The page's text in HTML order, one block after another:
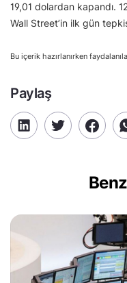
19,01 dolardan kapandı.
Wall Street’in ilk gün
Bu içerik hazırlanırken
Paylaş